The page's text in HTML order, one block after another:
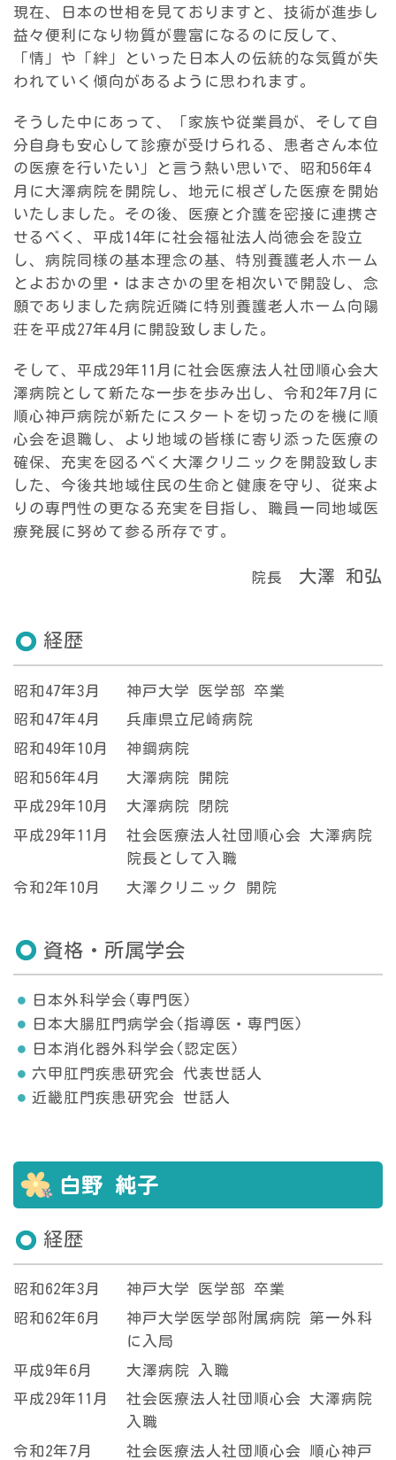
現在、日本の世相を見ておりますと、技術が進歩し
益々便利になり物質が豊富になるのに反して、
「情」や「絆」といった日本人の伝統的な気質が失
われていく傾向があるように思われます。
そうした中にあって、「家族や従業員が、そして自
分自身も安心して診療が受けられる、患者さん本位
の医療を行いたい」と言う熱い思いで、昭和56年4
月に大澤病院を開院し、地元に根ざした医療を開始
いたしました。その後、医療と介護を密接に連携さ
せるべく、平成14年に社会福祉法人尚徳会を設立
し、病院同様の基本理念の基、特別養護老人ホーム
とよおかの里・はまさかの里を相次いで開設し、念
願でありました病院近隣に特別養護老人ホーム向陽
荘を平成27年4月に開設致しました。
そして、平成29年11月に社会医療法人社団順心会大
澤病院として新たな一歩を歩み出し、令和2年7月に
順心神戸病院が新たにスタートを切ったのを機に順
心会を退職し、より地域の皆様に寄り添った医療の
確保、充実を図るべく大澤クリニックを開設致しま
した、今後共地域住民の生命と健康を守り、従来よ
りの専門性の更なる充実を目指し、職員一同地域医
療発展に努めて参る所存です。
院長 大澤 和弘
経歴
昭和47年3月
神戸大学 医学部 卒業
昭和47年4月
兵庫県立尼崎病院
昭和49年10月
神鋼病院
昭和56年4月
大澤病院 開院
平成29年10月
大澤病院 閉院
平成29年11月
社会医療法人社団順心会 大澤病院
院長として入職
令和2年10月
大澤クリニック 開院
資格・所属学会
日本外科学会(専門医)
日本大腸肛門病学会(指導医・専門医)
日本消化器外科学会(認定医)
六甲肛門疾患研究会 代表世話人
近畿肛門疾患研究会 世話人
白野 純子
経歴
昭和62年3月
神戸大学 医学部 卒業
昭和62年6月
神戸大学医学部附属病院 第一外科
に入局
平成9年6月
大澤病院 入職
平成29年11月
社会医療法人社団順心会 大澤病院
入職
令和2年7月
社会医療法人社団順心会 順心神戸